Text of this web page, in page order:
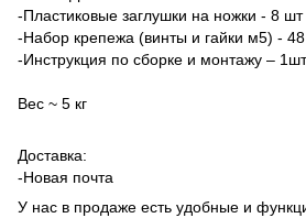
-Пластиковые заглушки на ножки - 8 шт
-Набор крепежа (винты и гайки м5) -
-Инструкция по сборке и монтажу – 1шт
Вес ~ 5 кг
Доставка:
-Новая почта
У нас в продаже есть удобные и